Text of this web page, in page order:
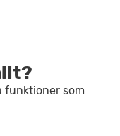
funktioner som